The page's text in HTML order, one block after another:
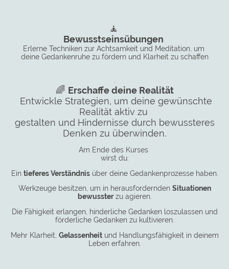
🧘
Bewusstseinsübungen
Erlerne Techniken zur Achtsamkeit und Meditation, um
deine Gedankenruhe zu fördern und Klarheit zu schaffen
🌈 Erschaffe deine Realität
Entwickle Strategien, um deine gewünschte
Realität aktiv zu
gestalten und Hindernisse durch bewussteres
Denken zu überwinden.
Am Ende des Kurses
wirst du:
Ein tieferes Verständnisüber deine Gedankenprozesse haben.
Werkzeuge besitzen, um in herausfordernden Situationen
bewussterzu agieren.
Die Fähigkeit erlangen, hinderliche Gedanken loszulassen und
förderliche Gedanken zu kultivieren.
Mehr Klarheit, Gelassenheitund Handlungsfähigkeit in deinem
Leben erfahren.